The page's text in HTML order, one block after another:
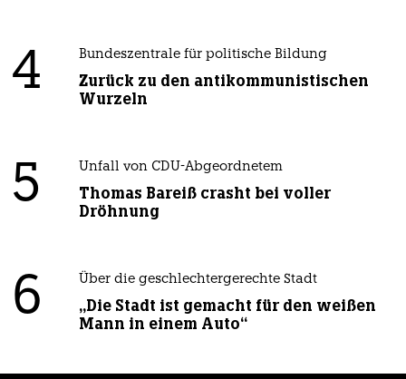
4 Bundeszentrale für politische Bildung
Zurück zu den antikommunistischen
Wurzeln
5 Unfall von CDU-Abgeordnetem
Thomas Bareiß crasht bei voller
Dröhnung
6 Über die geschlechtergerechte Stadt
„Die Stadt ist gemacht für den weißen
Mann in einem Auto“